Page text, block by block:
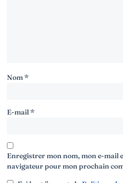
Nom*
E-mail*
Enregistrer mon nom, mon e-mail
navigateur pour mon prochain